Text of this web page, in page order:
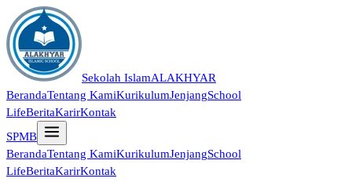
Sekolah IslamALAKHYAR
BerandaTentang KamiKurikulumJenjangSchool
LifeBeritaKarirKontak
SPMB
BerandaTentang KamiKurikulumJenjangSchool
LifeBeritaKarirKontak